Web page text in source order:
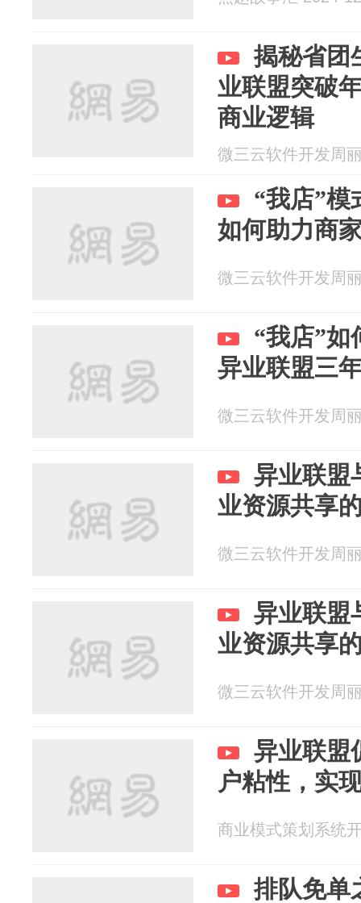
揭秘省团
业联盟突破
商业逻辑
微三云软件开发周
“我店”模
如何助力商
微三云软件开发周
“我店”如
异业联盟三
微三云软件开发周
异业联盟
业资源共享
微三云软件开发周
异业联盟
业资源共享
微三云软件开发周
异业联盟
户粘性，实
商业模式策划系统
排队免单